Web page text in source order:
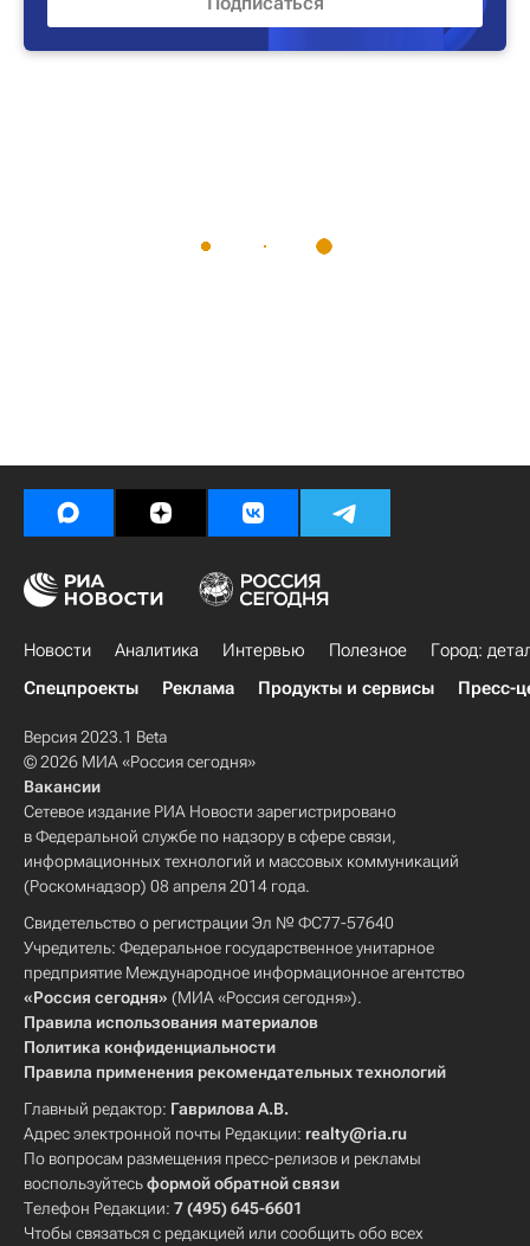
Новости Аналитика Интервью Полезное
Город:
Спецпроекты
Реклама Продукты и сервисы Пресс-
Версия 2023.1 Beta
© 2026 МИА «Россия сегодня»
Вакансии
Сетевое издание РИА Новости зарегистрировано
в Федеральной службе по надзору в сфере связи,
информационных технологий и массовых коммуникаций
(Роскомнадзор) 08 апреля 2014 года.
Свидетельство о регистрации Эл № ФС77-57640
Учредитель: Федеральное государственное унитарное
предприятие Международное информационное агентство
«Россия сегодня» (МИА «Россия сегодня»).
Правила использования материалов
Политика конфиденциальности
Правила применения рекомендательных технологий
Главный редактор: Гаврилова А.В.
Адрес электронной почты Редакции: realty@ria.ru
По вопросам размещения пресс-релизов и рекламы
воспользуйтесьформой обратной связи
Телефон Редакции: 7 (495) 645-6601
Чтобы связаться с редакцией или сообщить обо всех